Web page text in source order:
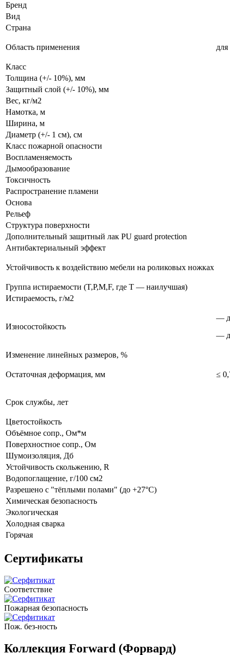
Бренд
Вид
Страна
Область применения
Класс
Толщина (+/- 10%), мм
Защитный слой (+/- 10%), мм
Вес, кг/м2
Намотка, м
Ширина, м
Диаметр (+/- 1 см), см
Класс пожарной опасности
Воспламеняемость
Дымообразование
Токсичность
Распространение пламени
Основа
Рельеф
Структура поверхности
Дополнительный защитный лак PU guard protection
Антибактериальный эффект
Устойчивость к воздействию мебели на роликовых ножках
Группа истираемости (T,P,M,F, где T — наилучшая)
Истираемость, г/м2
Износостойкость
—
—
Изменение линейных размеров, %
Остаточная деформация, мм ≤
Срок службы, лет
Цветостойкость
Объёмное сопр., Ом*м
Поверхностное сопр., Ом
Шумоизоляция, Дб
Устойчивость скольжению, R
Водопоглащение, г/100 см2
Разрешено с "тёплыми полами" (до +27°C)
Химическая безопасность
Экологическая
Холодная сварка
Горячая
Сертификаты
Соответствие
Пожарная безопасность
Пож. без-ность
Коллекция Forward (Форвард)